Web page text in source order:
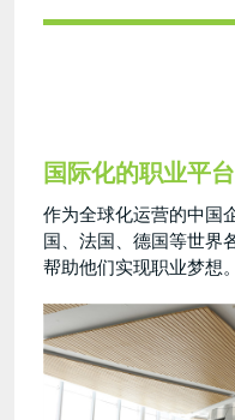
国际化的职业平台
作为全球化运营的中国
国、法国、德国等世界
帮助他们实现职业梦想